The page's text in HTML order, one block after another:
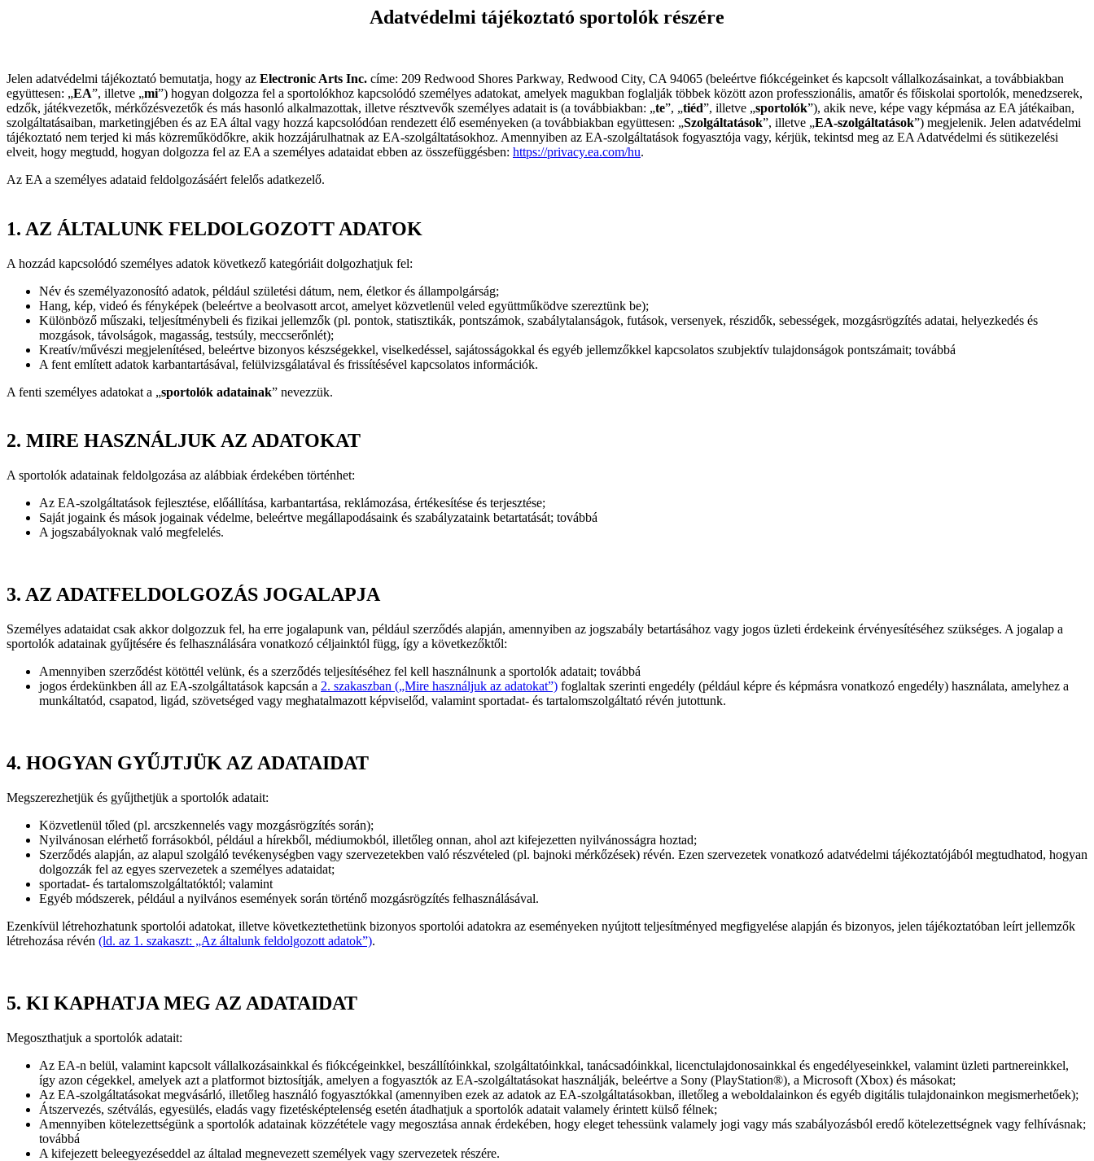
Adatvédelmi tájékoztató sportolók részére
Jelen adatvédelmi tájékoztató bemutatja, hogy az Electronic Arts Inc. címe: 209 Redwood Shores Parkway, Redwood City, CA 94065 (beleértve fiókcégeinket és kapcsolt vállalkozásainkat, a továbbiakban
együttesen: „EA”, illetve „mi”) hogyan dolgozza fel a sportolókhoz kapcsolódó személyes adatokat, amelyek magukban foglalják többek között azon professzionális, amatőr és főiskolai sportolók, menedzserek,
edzők, játékvezetők, mérkőzésvezetők és más hasonló alkalmazottak, illetve résztvevők személyes adatait is (a továbbiakban: „te”, „tiéd”, illetve „sportolók”), akik neve, képe vagy képmása az EA játékaiban,
szolgáltatásaiban, marketingjében és az EA által vagy hozzá kapcsolódóan rendezett élő eseményeken (a továbbiakban együttesen: „Szolgáltatások”, illetve „EA-szolgáltatások”) megjelenik. Jelen adatvédelmi
tájékoztató nem terjed ki más közreműködőkre, akik hozzájárulhatnak az EA-szolgáltatásokhoz. Amennyiben az EA-szolgáltatások fogyasztója vagy, kérjük, tekintsd meg az EA Adatvédelmi és sütikezelési
elveit, hogy megtudd, hogyan dolgozza fel az EA a személyes adataidat ebben az összefüggésben: https://privacy.ea.com/hu.
Az EA a személyes adataid feldolgozásáért felelős adatkezelő.
1. AZ ÁLTALUNK FELDOLGOZOTT ADATOK
A hozzád kapcsolódó személyes adatok következő kategóriáit dolgozhatjuk fel:
Név és személyazonosító adatok, például születési dátum, nem, életkor és állampolgárság;
Hang, kép, videó és fényképek (beleértve a beolvasott arcot, amelyet közvetlenül veled együttműködve szereztünk be);
Különböző műszaki, teljesítménybeli és fizikai jellemzők (pl. pontok, statisztikák, pontszámok, szabálytalanságok, futások, versenyek, részidők, sebességek, mozgásrögzítés adatai, helyezkedés és
mozgások, távolságok, magasság, testsúly, meccserőnlét);
Kreatív/művészi megjelenítésed, beleértve bizonyos készségekkel, viselkedéssel, sajátosságokkal és egyéb jellemzőkkel kapcsolatos szubjektív tulajdonságok pontszámait; továbbá
A fent említett adatok karbantartásával, felülvizsgálatával és frissítésével kapcsolatos információk.
A fenti személyes adatokat a „sportolók adatainak” nevezzük.
2. MIRE HASZNÁLJUK AZ ADATOKAT
A sportolók adatainak feldolgozása az alábbiak érdekében történhet:
Az EA-szolgáltatások fejlesztése, előállítása, karbantartása, reklámozása, értékesítése és terjesztése;
Saját jogaink és mások jogainak védelme, beleértve megállapodásaink és szabályzataink betartatását; továbbá
A jogszabályoknak való megfelelés.
3. AZ ADATFELDOLGOZÁS JOGALAPJA
Személyes adataidat csak akkor dolgozzuk fel, ha erre jogalapunk van, például szerződés alapján, amennyiben az jogszabály betartásához vagy jogos üzleti érdekeink érvényesítéséhez szükséges. A jogalap a
sportolók adatainak gyűjtésére és felhasználására vonatkozó céljainktól függ, így a következőktől:
Amennyiben szerződést kötöttél velünk, és a szerződés teljesítéséhez fel kell használnunk a sportolók adatait; továbbá
jogos érdekünkben áll az EA-szolgáltatások kapcsán a 2. szakaszban („Mire használjuk az adatokat”) foglaltak szerinti engedély (például képre és képmásra vonatkozó engedély) használata, amelyhez a
munkáltatód, csapatod, ligád, szövetséged vagy meghatalmazott képviselőd, valamint sportadat- és tartalomszolgáltató révén jutottunk.
4. HOGYAN GYŰJTJÜK AZ ADATAIDAT
Megszerezhetjük és gyűjthetjük a sportolók adatait:
Közvetlenül tőled (pl. arcszkennelés vagy mozgásrögzítés során);
Nyilvánosan elérhető forrásokból, például a hírekből, médiumokból, illetőleg onnan, ahol azt kifejezetten nyilvánosságra hoztad;
Szerződés alapján, az alapul szolgáló tevékenységben vagy szervezetekben való részvételed (pl. bajnoki mérkőzések) révén. Ezen szervezetek vonatkozó adatvédelmi tájékoztatójából megtudhatod, hogyan
dolgozzák fel az egyes szervezetek a személyes adataidat;
sportadat- és tartalomszolgáltatóktól; valamint
Egyéb módszerek, például a nyilvános események során történő mozgásrögzítés felhasználásával.
Ezenkívül létrehozhatunk sportolói adatokat, illetve következtethetünk bizonyos sportolói adatokra az eseményeken nyújtott teljesítményed megfigyelése alapján és bizonyos, jelen tájékoztatóban leírt jellemzők
létrehozása révén (ld. az 1. szakaszt: „Az általunk feldolgozott adatok”).
5. KI KAPHATJA MEG AZ ADATAIDAT
Megoszthatjuk a sportolók adatait:
Az EA-n belül, valamint kapcsolt vállalkozásainkkal és fiókcégeinkkel, beszállítóinkkal, szolgáltatóinkkal, tanácsadóinkkal, licenctulajdonosainkkal és engedélyeseinkkel, valamint üzleti partnereinkkel,
így azon cégekkel, amelyek azt a platformot biztosítják, amelyen a fogyasztók az EA-szolgáltatásokat használják, beleértve a Sony (PlayStation®), a Microsoft (Xbox) és másokat;
Az EA-szolgáltatásokat megvásárló, illetőleg használó fogyasztókkal (amennyiben ezek az adatok az EA-szolgáltatásokban, illetőleg a weboldalainkon és egyéb digitális tulajdonainkon megismerhetőek);
Átszervezés, szétválás, egyesülés, eladás vagy fizetésképtelenség esetén átadhatjuk a sportolók adatait valamely érintett külső félnek;
Amennyiben kötelezettségünk a sportolók adatainak közzététele vagy megosztása annak érdekében, hogy eleget tehessünk valamely jogi vagy más szabályozásból eredő kötelezettségnek vagy felhívásnak;
továbbá
A kifejezett beleegyezéseddel az általad megnevezett személyek vagy szervezetek részére.